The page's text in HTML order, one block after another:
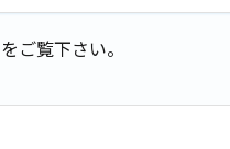
をご覧下さい。